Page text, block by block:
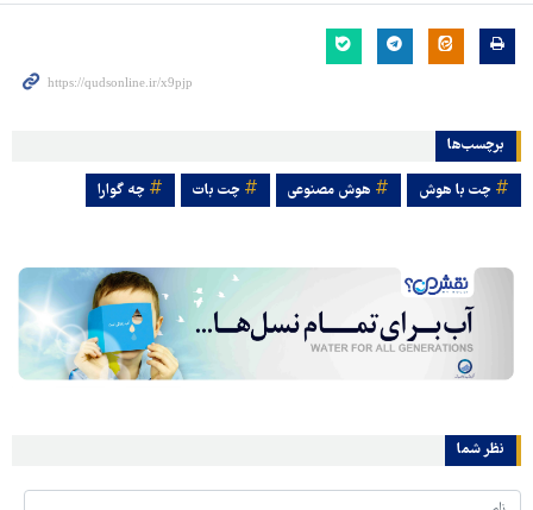
برچسب‌ها
چت با هوش هوش مصنوعی چت بات چه گوارا
نظر شما